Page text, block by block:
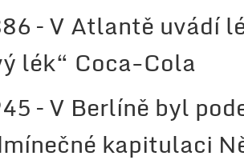
– V Atlantě uvádí
lék“ Coca-Cola
– V Berlíně byl
kapitulaci